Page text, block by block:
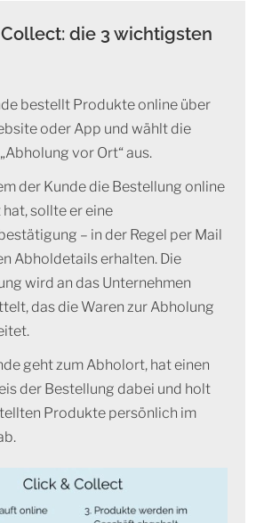
die 3 wichtigsten
bestellt Produkte online über
oder App und wählt die
vor Ort“ aus.
der Kunde die Bestellung online
sollte er eine
– in der Regel per Mail
Abholdetails erhalten. Die
wird an das Unternehmen
das die Waren zur Abholung
geht zum Abholort, hat einen
der Bestellung dabei und holt
Produkte persönlich im